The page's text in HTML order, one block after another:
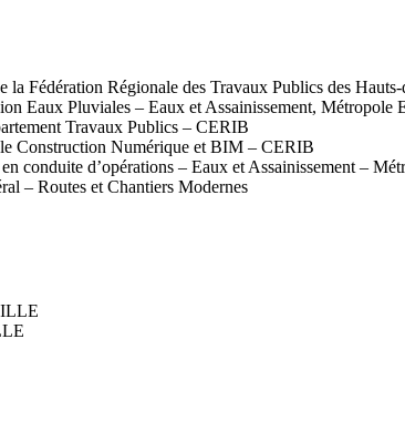
la Fédération Régionale des Travaux Publics des
Eaux Pluviales – Eaux et Assainissement, Métropole
Travaux Publics – CERIB
Construction Numérique et BIM – CERIB
conduite d’opérations – Eaux et Assainissement –
– Routes et Chantiers Modernes